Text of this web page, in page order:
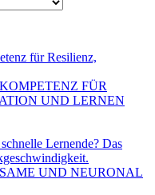
FÜR
UND LERNEN
UND NEURONAL